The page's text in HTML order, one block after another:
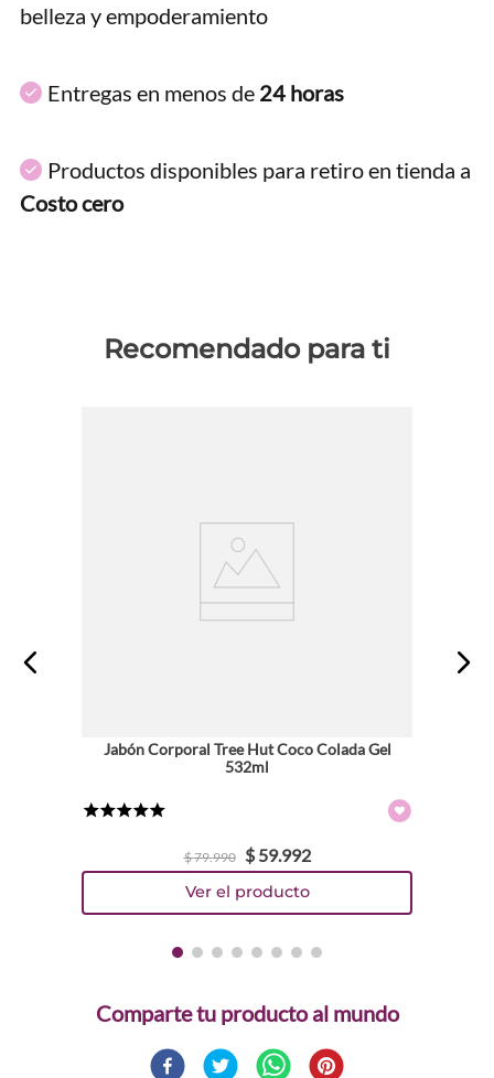
belleza y empoderamiento
Entregas en menos de 24 horas
Productos disponibles para retiro en tienda a
Costo cero
Recomendado para ti
Jabón Corporal Tree Hut Coco Colada Gel
532ml
$79.990 $ 59.992
Comparte